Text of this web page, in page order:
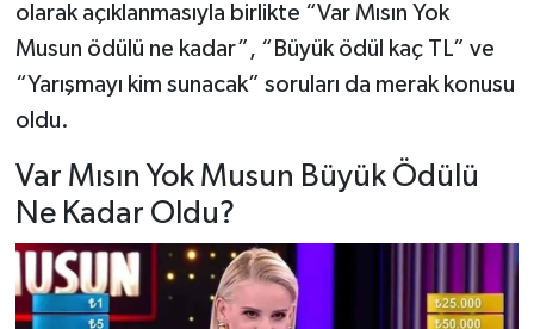
olarak açıklanmasıyla birlikte “Var Mısın Yok
Musun ödülü ne kadar”, “Büyük ödül kaç TL” ve
“Yarışmayı kim sunacak” soruları da merak konusu
oldu.
Var Mısın Yok Musun Büyük Ödülü
Ne Kadar Oldu?